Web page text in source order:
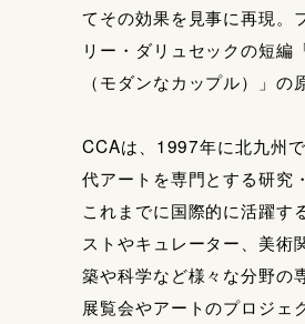
てその効果を見事に再現。
リー・ダリュセックの短編
（モダンなカップル）」の
CCAは、1997年に北九州
代アートを専門とする研究
これまでに国際的に活躍す
ストやキュレーター、美術
築や科学など様々な分野の
展覧会やアートのプロジェ